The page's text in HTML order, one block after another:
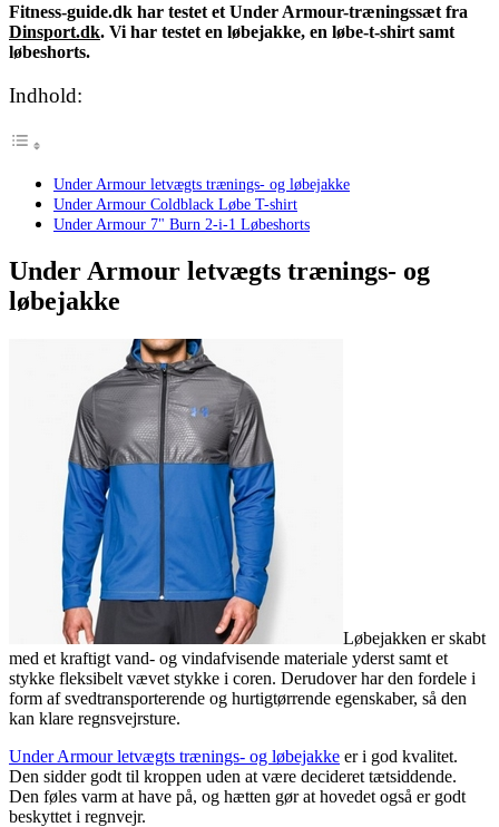
Fitness-guide.dk har testet et Under Armour-træningssæt fra
Dinsport.dk. Vi har testet en løbejakke, en løbe-t-shirt samt
løbeshorts.
Indhold:
Under Armour letvægts trænings- og løbejakke
Under Armour Coldblack Løbe T-shirt
Under Armour 7" Burn 2-i-1 Løbeshorts
Under Armour letvægts trænings- og
løbejakke
Løbejakken er skabt
med et kraftigt vand- og vindafvisende materiale yderst samt et
stykke fleksibelt vævet stykke i coren. Derudover har den fordele i
form af svedtransporterende og hurtigtørrende egenskaber, så den
kan klare regnsvejrsture.
Under Armour letvægts trænings- og løbejakke er i god kvalitet.
Den sidder godt til kroppen uden at være decideret tætsiddende.
Den føles varm at have på, og hætten gør at hovedet også er godt
beskyttet i regnvejr.